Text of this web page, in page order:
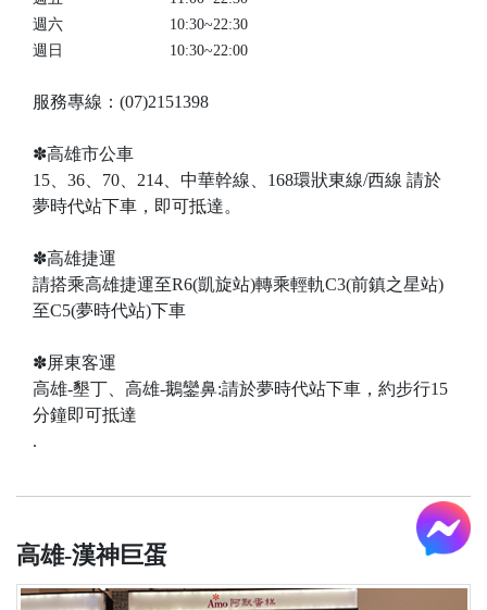
週六 10:30~22:30
週日 10:30~22:00
服務專線：(07)2151398
✽高雄市公車
15、36、70、214、中華幹線、168環狀東線/西線 請於
夢時代站下車，即可抵達。
✽高雄捷運
請搭乘高雄捷運至R6(凱旋站)轉乘輕軌C3(前鎮之星站)
至C5(夢時代站)下車
✽屏東客運
高雄-墾丁、高雄-鵝鑾鼻:請於夢時代站下車，約步行15
分鐘即可抵達
.
高雄-漢神巨蛋